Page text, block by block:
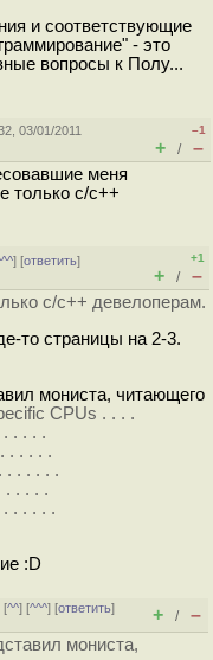
и соответствующие
- это
вопросы к Полу...
03/01/2011
–1
+ / –
меня
только с/с++
] [ответить]
+1
+ / –
с/с++ девелоперам.
то страницы на 2-3.
мониста, читающего
CPUs . . . .
. . . .
. . . . .
. . . . . .
. . . . .
. . . . .
:D
[^^] [^^^] [ответить]
+ / –
мониста,